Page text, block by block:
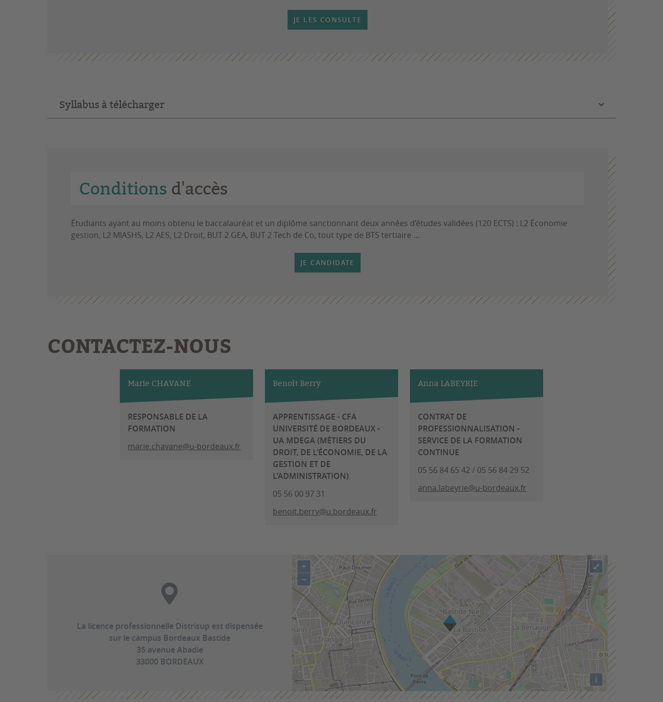
JE LES CONSULTE
Syllabus à télécharger
Conditions d'accès
Étudiants ayant au moins obtenu le baccalauréat et un diplôme sanctionnant deux années d’études validées (120 ECTS) : L2 Économie
gestion, L2 MIASHS, L2 AES, L2 Droit, BUT 2 GEA, BUT 2 Tech de Co, tout type de BTS tertiaire …
JE CANDIDATE
CONTACTEZ-NOUS
Marie CHAVANE
RESPONSABLE DE LA
FORMATION
marie.chavane@u-bordeaux.fr
Benoît Berry
APPRENTISSAGE - CFA
UNIVERSITÉ DE BORDEAUX -
UA MDEGA (MÉTIERS DU
DROIT, DE L’ÉCONOMIE, DE LA
GESTION ET DE
L’ADMINISTRATION)
05 56 00 97 31
benoit.berry@u.bordeaux.fr
Anna LABEYRIE
CONTRAT DE
PROFESSIONNALISATION -
SERVICE DE LA FORMATION
CONTINUE
05 56 84 65 42 / 05 56 84 29 52
anna.labeyrie@u-bordeaux.fr
La licence professionnelle Distrisup est dispensée
sur le campus Bordeaux Bastide
35 avenue Abadie
33000 BORDEAUX
+
−
i
⤢